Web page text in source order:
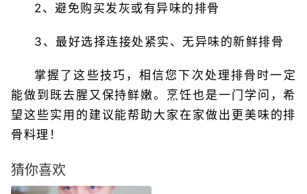
2、避免购买发灰或有异味的排骨
3、最好选择连接处紧实、无异味的新鲜排骨
掌握了这些技巧，相信您下次处理排骨时一定
能做到既去腥又保持鲜嫩。烹饪也是一门学问，希
望这些实用的建议能帮助大家在家做出更美味的排
骨料理！
猜你喜欢